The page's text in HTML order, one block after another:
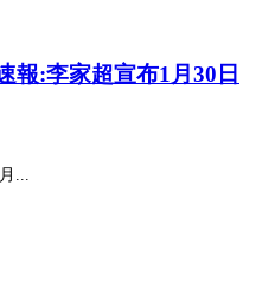
報:李家超宣布1月30日
...